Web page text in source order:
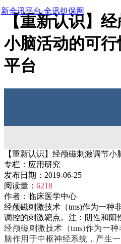
【重新认识】
小脑活动的可
平台
新全讯平台-全讯担保网
【重新认识】经颅磁刺激调节
专栏： 应用研究
发布日期： 2019-06-25
阅读量： 6218
作者： 临床医学中心
经颅磁刺激技术（tms)作为一种
调控的刺激靶点。注：阴性和阳
经颅磁刺激技术（tms)作为一
脑作用于中枢神经系统，产生